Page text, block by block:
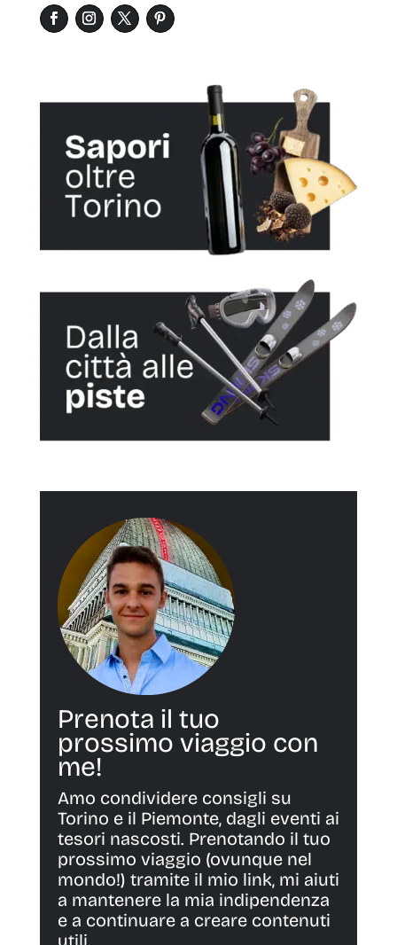
Prenota il tuo
prossimo viaggio con
me!
Amo condividere consigli su
Torino e il Piemonte, dagli eventi ai
tesori nascosti. Prenotando il tuo
prossimo viaggio (ovunque nel
mondo!) tramite il mio link, mi aiuti
a mantenere la mia indipendenza
e a continuare a creare contenuti